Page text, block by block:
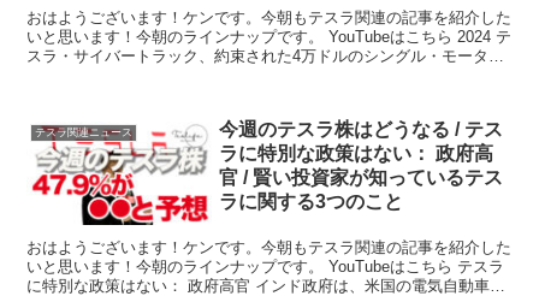
おはようございます！ケンです。今朝もテスラ関連の記事を紹介した
いと思います！今朝のラインナップです。 YouTubeはこちら 2024 テ
スラ・サイバートラック、約束された4万ドルのシングル・モータ
テスラ関連ニュース
今週のテスラ株はどうなる / テス
ラに特別な政策はない： 政府高
官 / 賢い投資家が知っているテス
ラに関する3つのこと
おはようございます！ケンです。今朝もテスラ関連の記事を紹介した
いと思います！今朝のラインナップです。 YouTubeはこちら テスラ
に特別な政策はない： 政府高官 インド政府は、米国の電気自動車メ